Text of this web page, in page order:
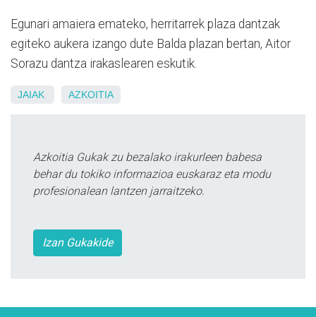
Egunari amaiera emateko, herritarrek plaza dantzak
egiteko aukera izango dute Balda plazan bertan, Aitor
Sorazu dantza irakaslearen eskutik.
JAIAK AZKOITIA
Azkoitia Gukak zu bezalako irakurleen babesa
behar du tokiko informazioa euskaraz eta modu
profesionalean lantzen jarraitzeko.
Izan Gukakide